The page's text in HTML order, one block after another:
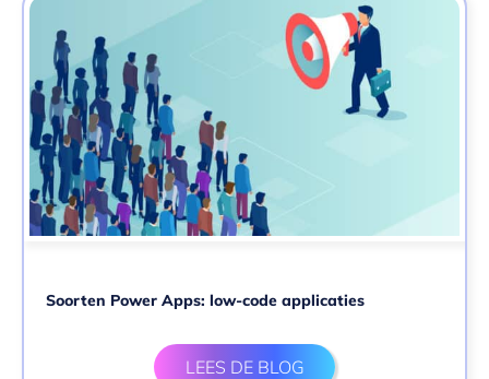
Soorten Power Apps: low-code applicaties
LEES DE BLOG